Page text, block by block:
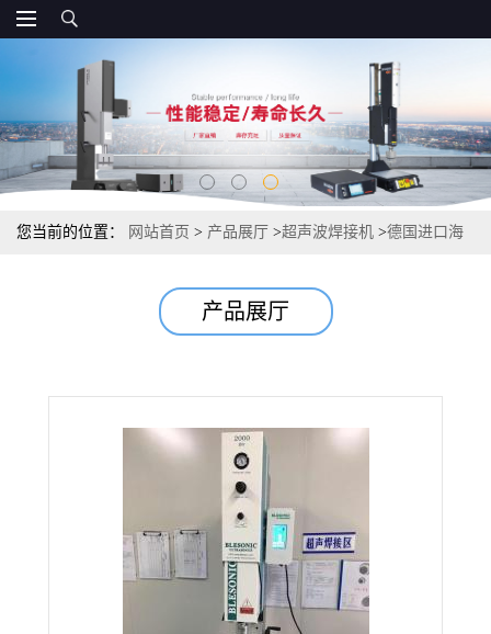
您当前的位置： 网站首页 > 产品展厅 >超声波焊接机 >德国进口海
产品展厅